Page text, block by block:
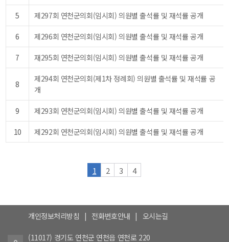
5 제297회 연천군의회(임시회) 의원별 출석률 및 재석률 공개
6 제296회 연천군의회(임시회) 의원별 출석률 및 재석률 공개
7 재295회 연천군의회(임시회) 의원별 출석률 및 재석률 공개
8
제294회 연천군의회(제1차 정례회) 의원별 출석률 및 재석률 공
개
9 제293회 연천군의회(임시회) 의원별 출석률 및 재석률 공개
10 제292회 연천군의회(임시회) 의원별 출석률 및 재석률 공개
1 2 3 4
개인정보처리방침 | 전화번호안내 | 오시는길
(11017) 경기도 연천군 연천읍 연천로 220